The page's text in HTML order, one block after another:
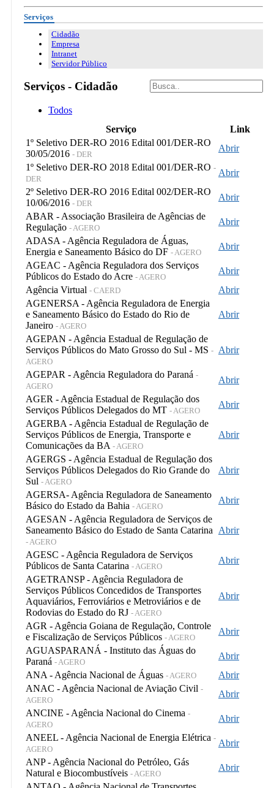
Serviços
Cidadão
Empresa
Intranet
Servidor Público
Serviços - Cidadão
Todos
Serviço
Link
1º Seletivo DER-RO 2016 Edital 001/DER-RO
30/05/2016 - DER
Abrir
1º Seletivo DER-RO 2018 Edital 001/DER-RO -
DER
Abrir
2º Seletivo DER-RO 2016 Edital 002/DER-RO
10/06/2016 - DER
Abrir
ABAR - Associação Brasileira de Agências de
Regulação - AGERO
Abrir
ADASA - Agência Reguladora de Águas,
Energia e Saneamento Básico do DF - AGERO
Abrir
AGEAC - Agência Reguladora dos Serviços
Públicos do Estado do Acre - AGERO
Abrir
Agência Virtual - CAERD
Abrir
AGENERSA - Agência Reguladora de Energia
e Saneamento Básico do Estado do Rio de
Janeiro - AGERO
Abrir
AGEPAN - Agência Estadual de Regulação de
Serviços Públicos do Mato Grosso do Sul - MS -
AGERO
Abrir
AGEPAR - Agência Reguladora do Paraná -
AGERO
Abrir
AGER - Agência Estadual de Regulação dos
Serviços Públicos Delegados do MT - AGERO
Abrir
AGERBA - Agência Estadual de Regulação de
Serviços Públicos de Energia, Transporte e
Comunicações da BA - AGERO
Abrir
AGERGS - Agência Estadual de Regulação dos
Serviços Públicos Delegados do Rio Grande do
Sul - AGERO
Abrir
AGERSA- Agência Reguladora de Saneamento
Básico do Estado da Bahia - AGERO
Abrir
AGESAN - Agência Reguladora de Serviços de
Saneamento Básico do Estado de Santa Catarina
- AGERO
Abrir
AGESC - Agência Reguladora de Serviços
Públicos de Santa Catarina - AGERO
Abrir
AGETRANSP - Agência Reguladora de
Serviços Públicos Concedidos de Transportes
Aquaviários, Ferroviários e Metroviários e de
Rodovias do Estado do RJ - AGERO
Abrir
AGR - Agência Goiana de Regulação, Controle
e Fiscalização de Serviços Públicos - AGERO
Abrir
AGUASPARANÁ - Instituto das Águas do
Paraná - AGERO
Abrir
ANA - Agência Nacional de Águas - AGERO
Abrir
ANAC - Agência Nacional de Aviação Civil -
AGERO
Abrir
ANCINE - Agência Nacional do Cinema -
AGERO
Abrir
ANEEL - Agência Nacional de Energia Elétrica -
AGERO
Abrir
ANP - Agência Nacional do Petróleo, Gás
Natural e Biocombustíveis - AGERO
Abrir